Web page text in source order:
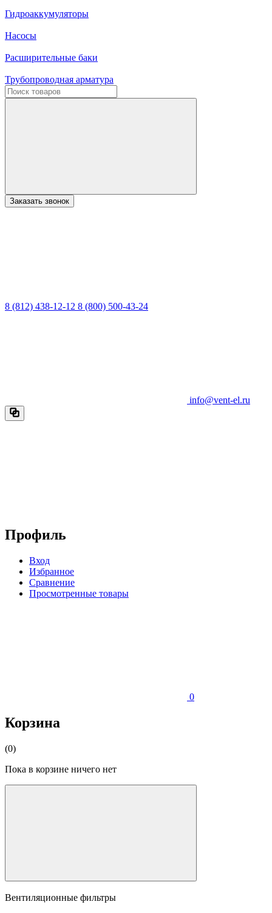
Гидроаккумуляторы
Насосы
Расширительные баки
Трубопроводная арматура
Заказать звонок
8 (812) 438-12-12 8 (800) 500-43-24
info@vent-el.ru
Профиль
Вход
Избранное
Сравнение
Просмотренные товары
0
Корзина
(0)
Пока в корзине ничего нет
Вентиляционные фильтры